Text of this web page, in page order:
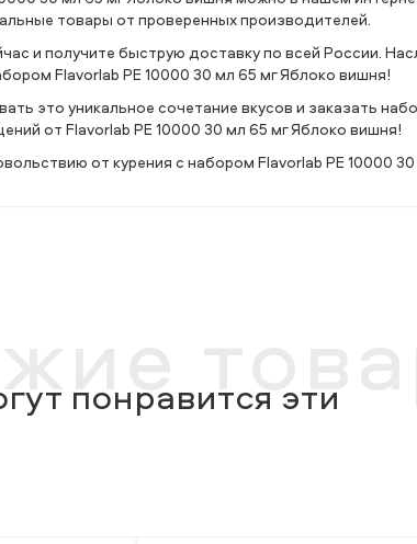
товары от проверенных производителей.
и получите быструю доставку по всей России.
Flavorlab PE 10000 30 мл 65 мг Яблоко вишня!
это уникальное сочетание вкусов и заказать
от Flavorlab PE 10000 30 мл 65 мг Яблоко вишня!
от курения с набором Flavorlab PE 10000
понравится эти